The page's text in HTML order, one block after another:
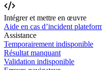
Intégrer et mettre en œuvre
Aide en cas d’incident
Assistance
Temporairement indisponible
Résultat manquant
Validation indisponible